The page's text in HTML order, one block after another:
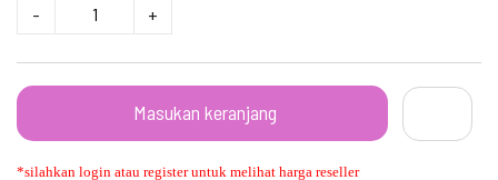
- +
Masukan keranjang
*silahkan login atau register untuk melihat harga reseller